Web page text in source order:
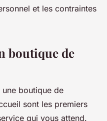
et les contraintes
boutique de
boutique de
sont les premiers
qui vous attend.